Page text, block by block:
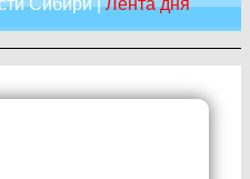
Сибири|Лента дня